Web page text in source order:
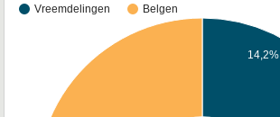
Vreemdelingen Belgen
14,2%